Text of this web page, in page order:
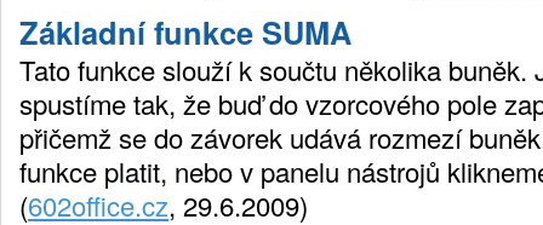
Základní funkce SUMA
Tato funkce slouží k součtu několika buněk.
spustíme tak, že buď do vzorcového pole
přičemž se do závorek udává rozmezí
funkce platit, nebo v panelu nástrojů
(602office.cz, 29.6.2009)